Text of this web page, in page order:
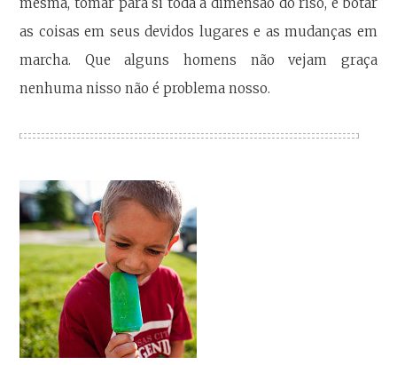
as coisas em seus devidos lugares e as mudanças em
marcha. Que alguns homens não vejam graça
nenhuma nisso não é problema nosso.